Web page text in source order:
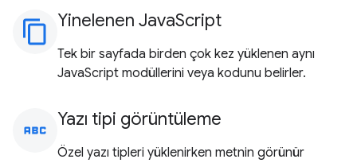
content_copy Yinelenen JavaScript
Tek bir sayfada birden çok kez yüklenen aynı
JavaScript modüllerini veya kodunu belirler.
abc Yazı tipi görüntüleme
Özel yazı tipleri yüklenirken metnin görünür